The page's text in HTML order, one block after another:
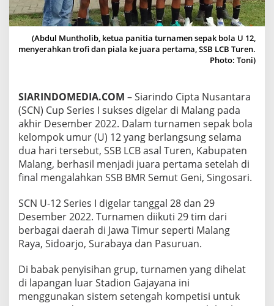
I
I
M
A
G
(Abdul Muntholib, ketua panitia turnamen sepak bola U 12,
menyerahkan trofi dan piala ke juara pertama, SSB LCB Turen.
Photo: Toni)
SIARINDOMEDIA.COM – Siarindo Cipta Nusantara
(SCN) Cup Series I sukses digelar di Malang pada
akhir Desember 2022. Dalam turnamen sepak bola
kelompok umur (U) 12 yang berlangsung selama
dua hari tersebut, SSB LCB asal Turen, Kabupaten
Malang, berhasil menjadi juara pertama setelah di
final mengalahkan SSB BMR Semut Geni, Singosari.
SCN U-12 Series I digelar tanggal 28 dan 29
Desember 2022. Turnamen diikuti 29 tim dari
berbagai daerah di Jawa Timur seperti Malang
Raya, Sidoarjo, Surabaya dan Pasuruan.
Di babak penyisihan grup, turnamen yang dihelat
di lapangan luar Stadion Gajayana ini
menggunakan sistem setengah kompetisi untuk